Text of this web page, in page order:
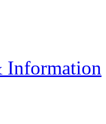
Information